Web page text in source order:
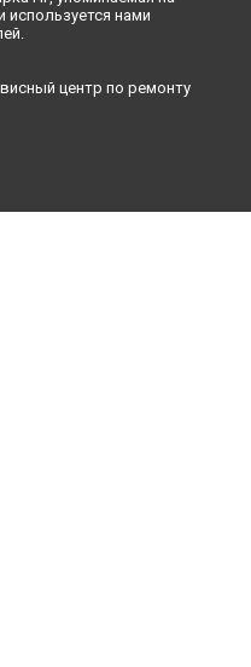
используется нами
центр по ремонту